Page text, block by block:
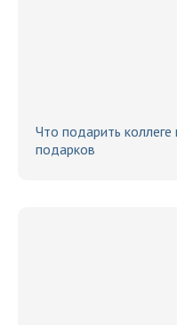
Что подарить коллеге
подарков